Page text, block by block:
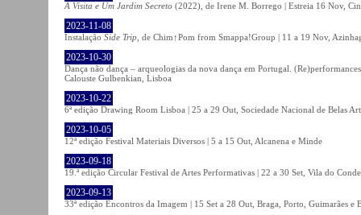
A Visita e Um Jardim Secreto (2022), de Irene M. Borrego | Estreia 16 Nov,
2023-11-08
Instalação Side Trip , de Chim↑Pom from Smappa!Group | 11 a 19 Nov,
2023-10-30
Dança não dança – arqueologias da nova dança em Portugal.
Calouste Gulbenkian, Lisboa
2023-10-22
6ª edição Drawing Room Lisboa | 25 a 29 Out, Sociedade Nacional de Belas
2023-10-05
12ª edição Festival Materiais Diversos | 5 a 15 Out, Alcanena e Minde
2023-09-18
19.ª edição Circular Festival de Artes Performativas | 22 a 30 Set, Vila do Conde
2023-09-13
33ª edição Encontros da Imagem | 15 Set a 28 Out, Braga, Porto, Guimarães e